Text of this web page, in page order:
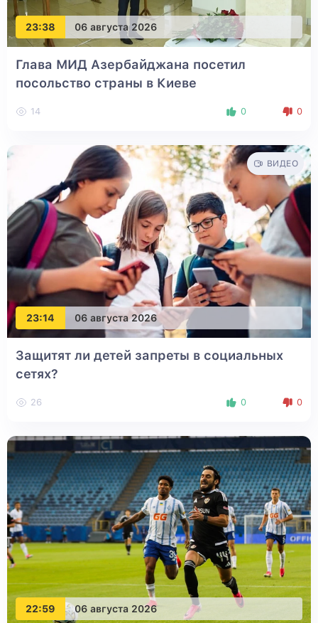
23:38 06 августа 2026
Глава МИД Азербайджана посетил
посольство страны в Киеве
14 0 0
23:14 06 августа 2026
ВИДЕО
Защитят ли детей запреты в социальных
сетях?
26 0 0
22:59 06 августа 2026